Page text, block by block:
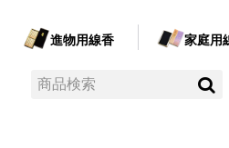
進物用線香 家庭用